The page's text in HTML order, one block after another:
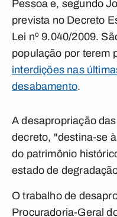
Pessoa e, segundo
prevista no Decreto
Lei nº 9.040/2009.
população por terem
interdições nas
desabamento.
A desapropriação
decreto, "destina-se
do patrimônio
estado de
O trabalho de
Procuradoria-Geral